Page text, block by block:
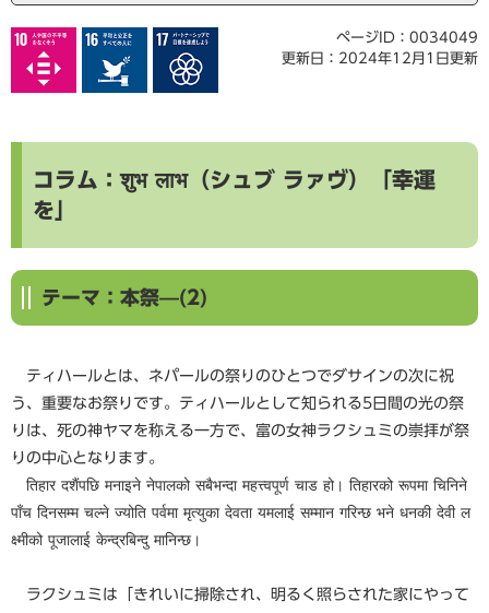
ページID：0034049
更新日：2024年12月1日更新
コラム：शुभ लाभ（シュブ ラァヴ）「幸運
を」
テーマ：本祭—(2)
ティハールとは、ネパールの祭りのひとつでダサインの次に祝
う、重要なお祭りです。ティハールとして知られる5日間の光の祭
りは、死の神ヤマを称える一方で、富の女神ラクシュミの崇拝が祭
りの中心となります。
तिहार दशैंपछि मनाइने नेपालको सबैभन्दा महत्त्वपूर्ण चाड हो। तिहारको रूपमा चिनिने
पाँच दिनसम्म चल्ने ज्योति पर्वमा मृत्युका देवता यमलाई सम्मान गरिन्छ भने धनकी देवी ल
क्ष्मीको पूजालाई केन्द्रबिन्दु मानिन्छ।
ラクシュミは「きれいに掃除され、明るく照らされた家にやって